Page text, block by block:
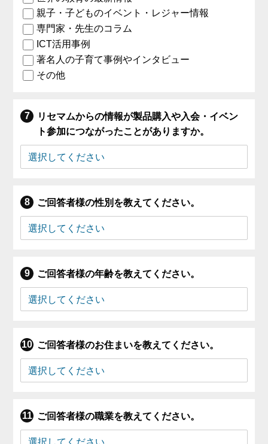
親子・子どものイベント・レジャー情報
専門家・先生のコラム
ICT活用事例
著名人の子育て事例やインタビュー
その他
リセマムからの情報が製品購入や入会・イベン
ト参加につながったことがありますか。
ご回答者様の性別を教えてください。
ご回答者様の年齢を教えてください。
ご回答者様のお住まいを教えてください。
ご回答者様の職業を教えてください。